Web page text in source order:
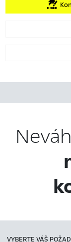
VYBERTE VÁŠ